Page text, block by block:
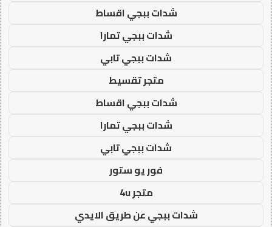
شدات ببجي اقساط
شدات ببجي تمارا
شدات ببجي تابي
متجر تقسيط
شدات ببجي اقساط
شدات ببجي تمارا
شدات ببجي تابي
فور يو ستور
متجر 4u
شدات ببجي عن طريق الايدي